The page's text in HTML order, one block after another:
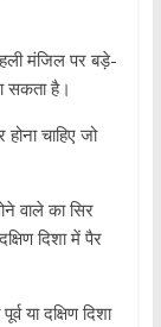
मंजिल पर बड़े-
सकता है।
चाहिए जो
वाले का सिर
दिशा में पैर
या दक्षिण दिशा